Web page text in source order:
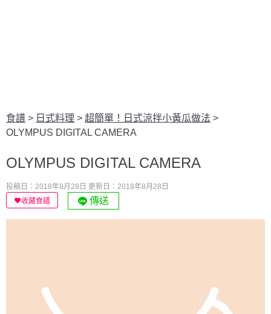
食譜 > 日式料理 > 超簡單！日式涼拌小黃瓜做法 >
OLYMPUS DIGITAL CAMERA
OLYMPUS DIGITAL CAMERA
投稿日：2018年8月28日 更新日：2018年8月28日
收藏食譜
傳送